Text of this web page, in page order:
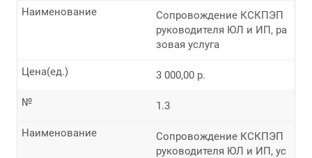
Сопровождение КСКПЭП
руководителя ЮЛ и ИП, ра
зовая услуга
Наименование
3 000,00 р.
Цена(ед.)
1.3
№
Сопровождение КСКПЭП
руководителя ЮЛ и ИП, ус
Наименование